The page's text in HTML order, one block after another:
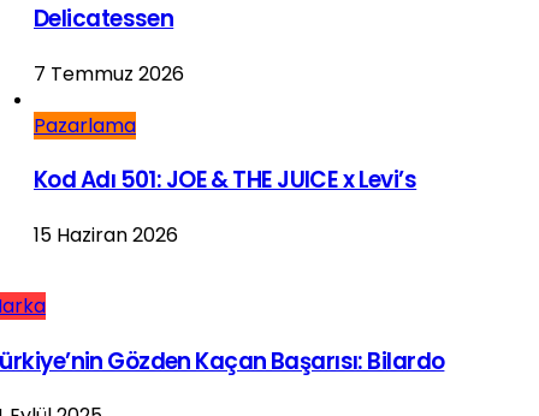
Delicatessen
7 Temmuz 2026
Pazarlama
Kod Adı 501: JOE & THE JUICE x Levi’s
15 Haziran 2026
Gözden Kaçan Başarısı: Bilardo